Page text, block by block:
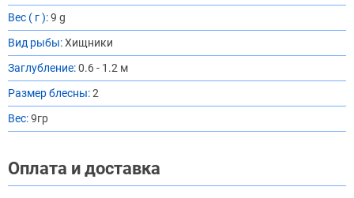
Вес ( г ):9 g
Вид рыбы:Хищники
Заглубление:0.6 - 1.2 м
Размер блесны:2
Вес:9гр
Оплата и доставка